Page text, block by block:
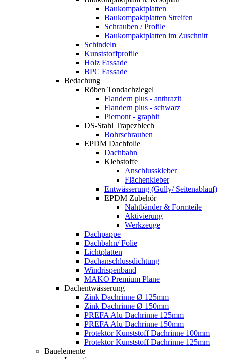
Baukompaktplatten
Baukompaktplatten Streifen
Schrauben / Profile
Baukompaktplatten im Zuschnitt
Schindeln
Kunststoffprofile
Holz Fassade
BPC Fassade
Bedachung
Röben Tondachziegel
Flandern plus - anthrazit
Flandern plus - schwarz
Piemont - graphit
DS-Stahl Trapezblech
Bohrschrauben
EPDM Dachfolie
Dachbahn
Klebstoffe
Anschlusskleber
Flächenkleber
Entwässerung (Gully/ Seitenablauf)
EPDM Zubehör
Nahtbänder & Formteile
Aktivierung
Werkzeuge
Dachpappe
Dachbahn/ Folie
Lichtplatten
Dachanschlussdichtung
Windrispenband
MAKO Premium Plane
Dachentwässerung
Zink Dachrinne Ø 125mm
Zink Dachrinne Ø 150mm
PREFA Alu Dachrinne 125mm
PREFA Alu Dachrinne 150mm
Protektor Kunststoff Dachrinne 100mm
Protektor Kunststoff Dachrinne 125mm
Bauelemente